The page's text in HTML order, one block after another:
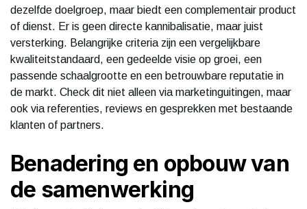
dezelfde doelgroep, maar biedt een complementair product
of dienst. Er is geen directe kannibalisatie, maar juist
versterking. Belangrijke criteria zijn een vergelijkbare
kwaliteitstandaard, een gedeelde visie op groei, een
passende schaalgrootte en een betrouwbare reputatie in
de markt. Check dit niet alleen via marketinguitingen, maar
ook via referenties, reviews en gesprekken met bestaande
klanten of partners.
Benadering en opbouw van
de samenwerking